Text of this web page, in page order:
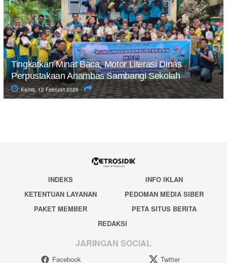
Tingkatkan Minat Baca, Motor Literasi Dinas
Perpustakaan Anambas Sambangi Sekolah
Kamis, 12 Februari 2026
INDEKS
INFO IKLAN
KETENTUAN LAYANAN
PEDOMAN MEDIA SIBER
PAKET MEMBER
PETA SITUS BERITA
REDAKSI
JARINGAN SOCIAL
Facebook Twitter